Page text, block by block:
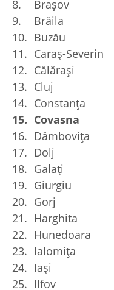
8.
Brașov
9.
Brăila
10. Buzău
11. Caraș-Severin
12. Călărași
13. Cluj
14. Constanța
15. Covasna
16. Dâmbovița
17. Dolj
18. Galați
19. Giurgiu
20. Gorj
21. Harghita
22. Hunedoara
23. Ialomița
24. Iași
25. Ilfov